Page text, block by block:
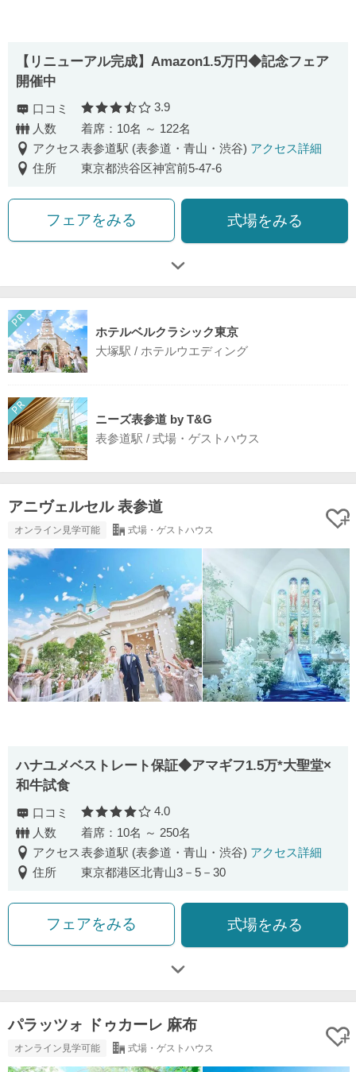
【リニューアル完成】Amazon1.5万円◆記念フェア
開催中
口コミ 口コミ評価
3.9
人数
着席：10名 ～ 122名
アクセス表参道駅 (表参道・青山・渋谷) アクセス詳細
住所
東京都渋谷区神宮前5-47-6
フェアをみる 式場をみる
ホテルベルクラシック東京
大塚駅 / ホテルウエディング
ニーズ表参道 by T&G
表参道駅 / 式場・ゲストハウス
アニヴェルセル 表参道
オンライン見学可能 式場・ゲストハウス
ハナユメベストレート保証◆アマギフ1.5万*大聖堂×
和牛試食
口コミ 口コミ評価
4.0
人数
着席：10名 ～ 250名
アクセス表参道駅 (表参道・青山・渋谷) アクセス詳細
住所
東京都港区北青山3－5－30
フェアをみる 式場をみる
パラッツォ ドゥカーレ 麻布
オンライン見学可能 式場・ゲストハウス